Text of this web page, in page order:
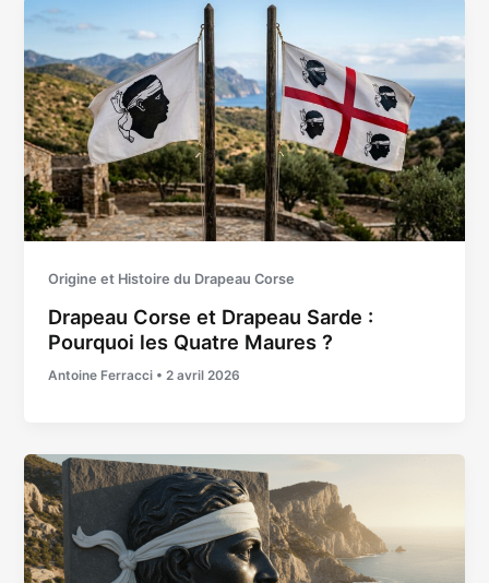
Origine et Histoire du Drapeau Corse
Drapeau Corse et Drapeau Sarde :
Pourquoi les Quatre Maures ?
Antoine Ferracci •2 avril 2026